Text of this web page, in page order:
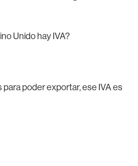
Unido hay IVA?
para poder exportar, ese IVA es